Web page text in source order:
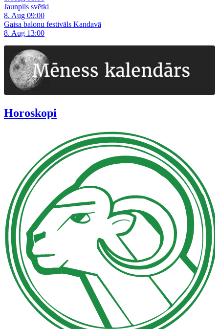
Jaunpils svētki
8. Aug 09:00
Gaisa balonu festivāls Kandavā
8. Aug 13:00
Horoskopi